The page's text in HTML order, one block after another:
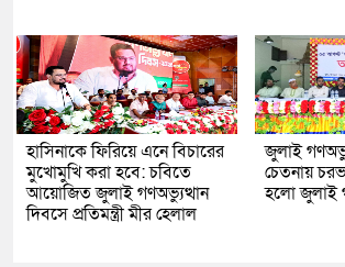
হাসিনাকে ফিরিয়ে এনে বিচারের
মুখোমুখি করা হবে: চবিতে
আয়োজিত জুলাই গণঅভ্যুত্থান
দিবসে প্রতিমন্ত্রী মীর হেলাল
জুলাই
চেতনায়
হলো জুলাই